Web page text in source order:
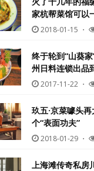
家杭帮菜馆可以
2018-01-15 ・
终于轮到“山葵
州日料连锁出品
2017-11-22 ・
玖五·京菜噱头
个“表面功夫”
2018-01-29 ・
上海滩传奇私房